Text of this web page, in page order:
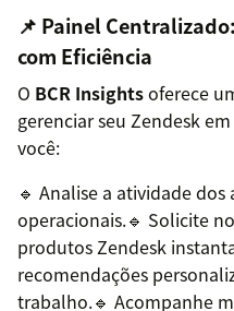
📌 Painel
com Eficiência
O BCR Insightsoferece
gerenciar seu Zendesk
você:
🔹 Analise a atividade
operacionais.🔹 Solicite
produtos Zendesk
recomendações
trabalho.🔹 Acompanhe